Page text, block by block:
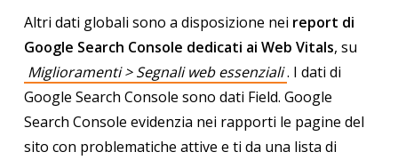
Altri dati globali sono a disposizione nei report di
Google Search Console dedicati ai Web Vitals, su
Miglioramenti > Segnali web essenziali. I dati di
Google Search Console sono dati Field. Google
Search Console evidenzia nei rapporti le pagine del
sito con problematiche attive e ti da una lista di